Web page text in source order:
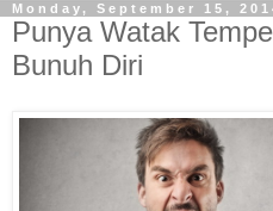
Monday, September 15,
Punya Watak
Bunuh Diri